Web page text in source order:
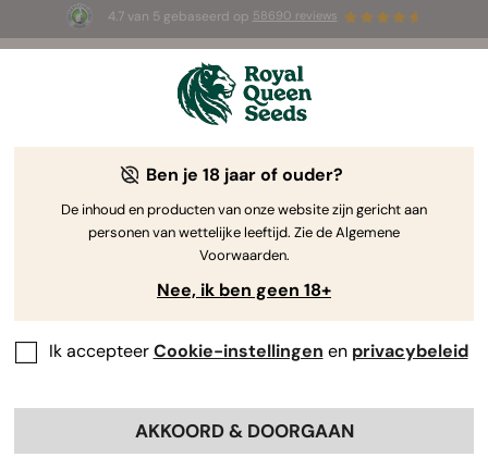
4.7 van 5 gebaseerd op 58690 reviews
3 White Widow Auto zaadjesGRATIS voor de
Ben je 18 jaar of ouder?
De inhoud en producten van onze website zijn gericht aan
personen van wettelijke leeftijd. Zie de Algemene
Voorwaarden.
Nee, ik ben geen 18+
Ik accepteerCookie-instellingen en privacybeleid
AKKOORD & DOORGAAN